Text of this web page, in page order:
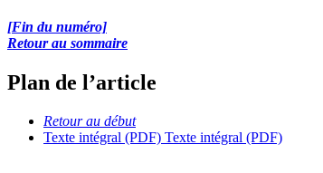
[Fin du numéro]
Retour au sommaire
Plan de l’article
Retour au début
Texte intégral (PDF) Texte intégral (PDF)